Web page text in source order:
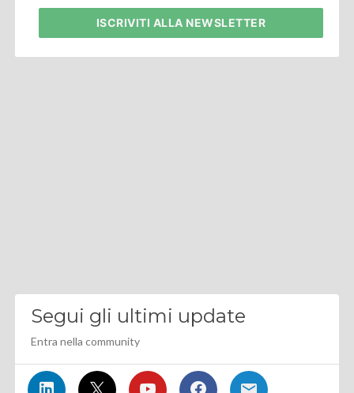
ISCRIVITI ALLA NEWSLETTER
Segui gli ultimi update
Entra nella community